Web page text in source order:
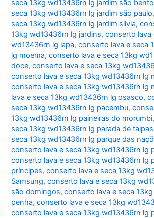
seca 13kg wd13436rn lg jardim são bento
seca 13kg wd13436rn lg jardim são paulo
seca 13kg wd13436rn lg jardim silvia,
13kg wd13436rn lg jardins,conserto lava
wd13436rn lg lapa,conserto lava e seca
lg moema,conserto lava e seca 13kg
doce,conserto lava e seca 13kg
conserto lava e seca 13kg wd13436rn lg
conserto lava e seca 13kg wd13436rn lg
lava e seca 13kg wd13436rn lg osasco,
seca 13kg wd13436rn lg pacembu,
13kg wd13436rn lg paineiras do morumbi
seca 13kg wd13436rn lg parada de taipas
seca 13kg wd13436rn lg parque das
conserto lava e seca 13kg wd13436rn lg
conserto lava e seca 13kg wd13436rn lg
príncipes,conserto lava e seca 13kg
Samsung,conserto lava e seca 13kg
são domingos,conserto lava e seca
penha,conserto lava e seca 13kg
conserto lava e seca 13kg wd13436rn lg